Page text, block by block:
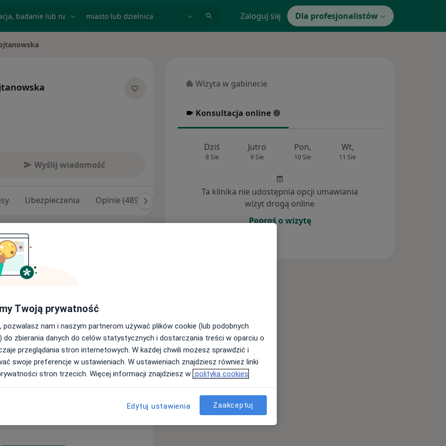
Zaloguj się Dla profesjonalistów
Wyślij wiadomość
Ubezpieczenia Opinie (489) Odpowiedzi na pytania (1)
w Zabrzu oraz Śląskiej
estetycznej oraz ginekologii
implantologiczną przez Polskie
Congress of Oral
w licznych kursach i
medycyny estetycznej. Uważam,
mi spojrzeć holistycznie na
leczenie zarówno pod względem
doświadczenie pozwala mi na
Wizyta w gabinecie
Wizyta w gabinecie
Konsultacja online
Konsultacja online
Dziś
8 Sie
Jutro
9 Sie
Pon,
10 Sie
Wt,
11 Sie
Ta klinika nie udostępnia opcji umawiania
wizyt drogą online
Poproś o wizytę
Twoją prywatność
pozwalasz nam i naszym partnerom używać plików cookie (lub podobnych
do zbierania danych do celów statystycznych i dostarczania treści w oparciu o
przeglądania stron internetowych. W każdej chwili możesz sprawdzić i
swoje preferencje w ustawieniach. W ustawieniach znajdziesz również linki
stron trzecich. Więcej informacji znajdziesz w polityka cookies
Edytuj ustawienia Zaakceptuj